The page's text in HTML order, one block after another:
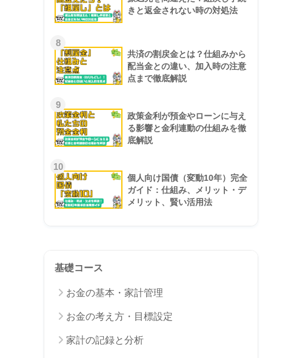
きと返金されない時の対処法
8
共済の割戻金とは？仕組みから
配当金との違い、加入時の注意
点まで徹底解説
9
政策金利が預金やローンに与え
る影響と金利連動の仕組みを徹
底解説
10
個人向け国債（変動10年）完全
ガイド：仕組み、メリット・デ
メリット、賢い活用法
基礎コース
お金の基本・家計管理
お金の考え方・目標設定
家計の記録と分析